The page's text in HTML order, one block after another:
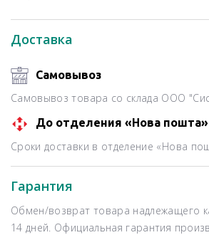
Доставка
Самовывоз
Самовывоз товара со склада ООО
До отделения «Нова пошта»
Сроки доставки в отделение «Нова
Гарантия
Обмен/возврат товара надлежащего
14 дней. Официальная гарантия